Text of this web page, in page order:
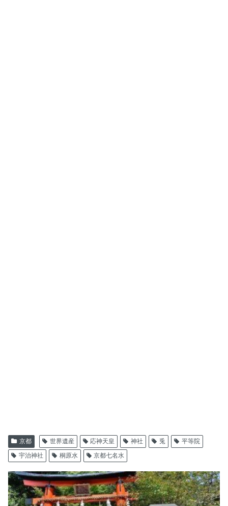
京都 世界遺産 応神天皇 神社 兎
平等院
宇治神社
桐原水 京都七名水